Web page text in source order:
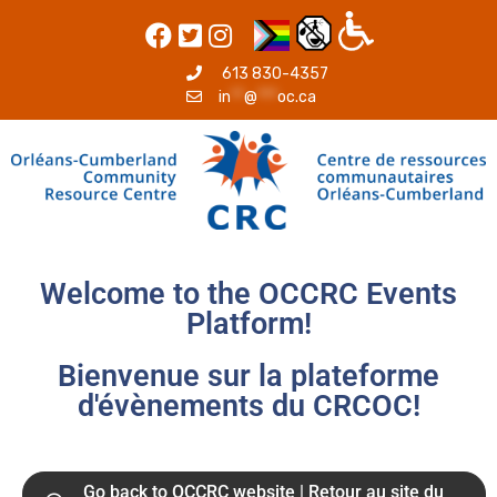
613 830-4357
in ** @***oc.ca
Welcome to the OCCRC Events
Platform!
Bienvenue sur la plateforme
d'évènements du CRCOC!
Go back to OCCRC website | Retour au site du